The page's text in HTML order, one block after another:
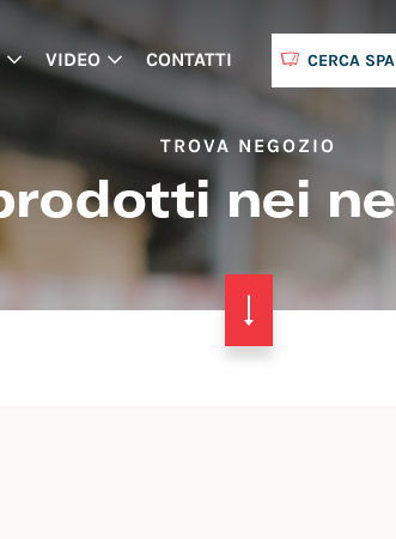
VIDEO CONTATTI CERCA
TROVA NEGOZIO
nei